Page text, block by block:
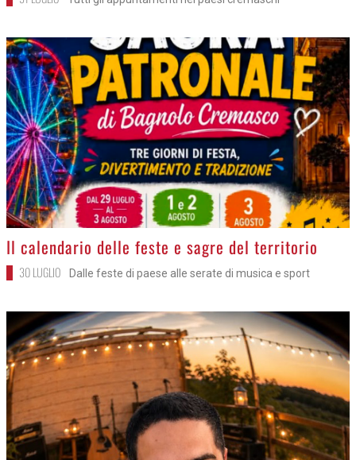
>
Il calendario delle feste e sagre del territorio
30 LUGLIO Dalle feste di paese alle serate di musica e sport